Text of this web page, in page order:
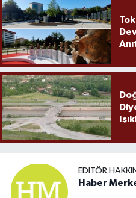
EDITÖR
Haber